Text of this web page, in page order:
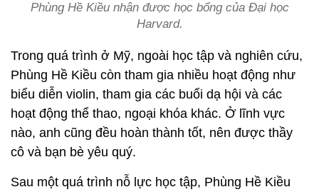
Phùng Hề Kiều nhận được học bổng của Đại học
Harvard.
Trong quá trình ở Mỹ, ngoài học tập và nghiên cứu,
Phùng Hề Kiều còn tham gia nhiều hoạt động như
biểu diễn violin, tham gia các buổi dạ hội và các
hoạt động thể thao, ngoại khóa khác. Ở lĩnh vực
nào, anh cũng đều hoàn thành tốt, nên được thầy
cô và bạn bè yêu quý.
Sau một quá trình nỗ lực học tập, Phùng Hề Kiều